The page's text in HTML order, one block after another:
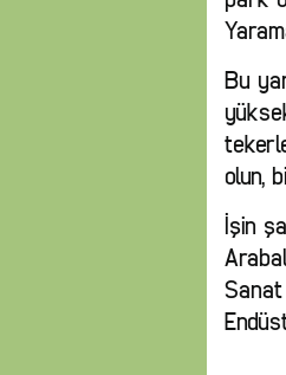
Bu
olun,
İşin